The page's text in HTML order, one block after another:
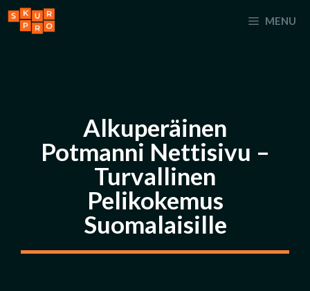
Ga
naar
MENU
Alkuperäinen
Potmanni Nettisivu –
Turvallinen
Pelikokemus
Suomalaisille